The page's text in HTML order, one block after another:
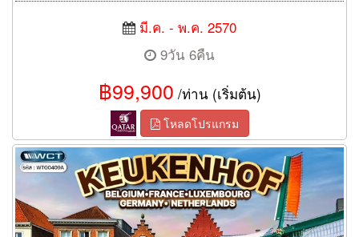
มี.ค. - พ.ค. 2570
9วัน 6คืน
฿99,900 /ท่าน (เริ่มต้น)
โหลดโปรแกรม
ทัวร์ยุโรป เคอเคนฮอฟ 9 วัน (TG)